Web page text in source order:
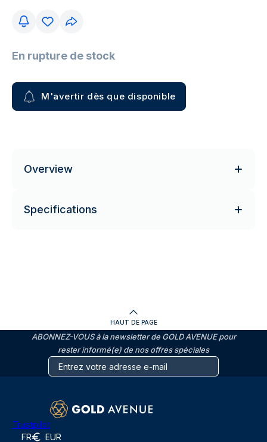
En rupture de stock
M'avertir dès que disponible
Overview
Specifications
HAUT DE PAGE
ABONNEZ-VOUS à la newsletter de GOLD AVENUE pour
rester informé(e) de nos offres spéciales
Trustpilot
FR EUR